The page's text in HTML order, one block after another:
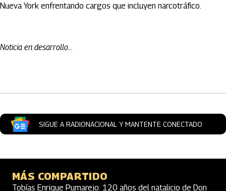
Nueva York enfrentando cargos que incluyen narcotráfico.
Noticia en desarrollo...
SIGUE A RADIONACIONAL Y MANTENTE CONECTADO
MÁS COMPARTIDO
Tobías Enrique Pumarejo: 120 años del natalicio de Don